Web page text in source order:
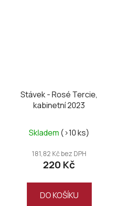
Stávek - Rosé Tercie,
kabinetní 2023
Skladem (>10 ks)
181,82 Kč bez DPH
220 Kč
DO KOŠÍKU